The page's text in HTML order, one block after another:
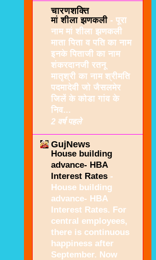
चारणशक्ति
मां शीला झणकली - पूरा
नाम मां शीला झणकली
माता पिता व पति का नाम
इनके पिताजी का नाम
शंकरदानजी रतनू
मातृश्री का नाम श्रीमति
पदमादेवी जो जैसलमेर
जिलें के कोडा गांव के
निव...
2 वर्ष पहले
GujNews
House building
advance- HBA
Interest Rates -
House building
advance- HBA
Interest Rates. For
central employees,
there is continuous
happiness after
September. Now